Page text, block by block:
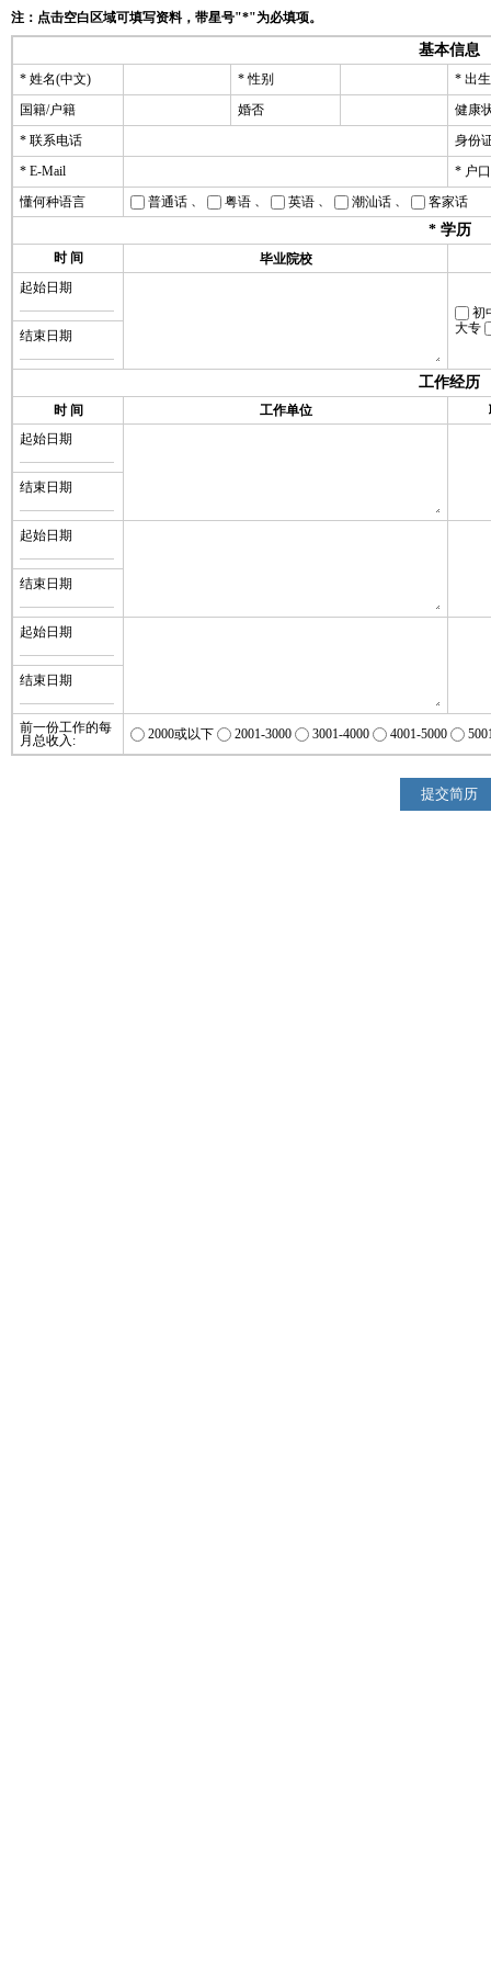
注：点击空白区域可填写资料，带星号"*"为必填项。
基本信息
* 姓名(中文) * 性别
* 出
国籍/户籍
婚否
健康
* 联系电话
身份
* E-Mail
* 户
懂何种语言
普通话 、 粤语 、 英语 、 潮汕话 、 客家话
* 学历
时 间
毕业院校
起始日期
初
大专
结束日期
工作经历
时 间 工作单位
起始日期
结束日期
起始日期
结束日期
起始日期
结束日期
前一份工作的每
月总收入:
2000或以下 2001-3000 3001-4000 4001-5000